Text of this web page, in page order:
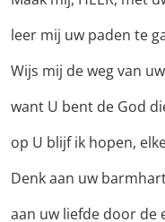
leer mij uw paden te
Wijs mij de weg van
want U bent de God
op U blijf ik hopen,
Denk aan uw
aan uw liefde door de